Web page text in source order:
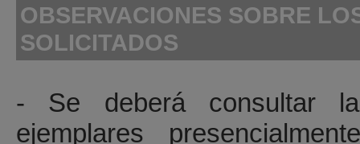
OBSERVACIONES SOBRE
SOLICITADOS
- Se deberá consultar
ejemplares